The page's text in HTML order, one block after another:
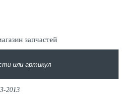
запчастей
2013